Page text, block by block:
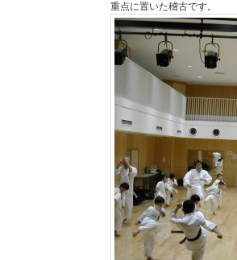
重点に置いた稽古です。